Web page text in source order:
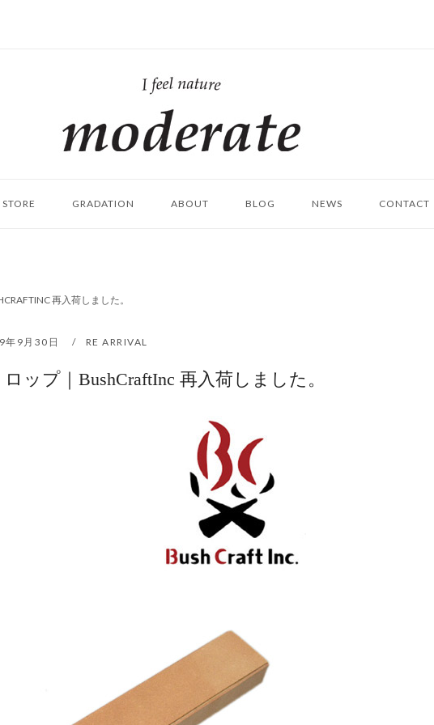
ム
STORE GRADATION ABOUT BLOG NEWS CONTACT
再入荷しました。
年9月30日 RE ARRIVAL
ップ｜BushCraftInc 再入荷しました。